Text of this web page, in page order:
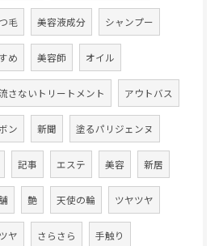
毛 美容液成分 シャンプー
め 美容師 オイル
さないトリートメント アウトバス
ン 新聞 塗るパリジェンヌ
記事 エステ 美容 新居
艶 天使の輪 ツヤツヤ
ヤ さらさら 手触り